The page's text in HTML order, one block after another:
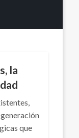
la
que